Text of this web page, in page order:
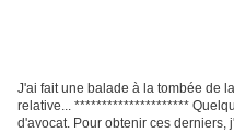
J'ai fait une balade à la tombée de
relative... *********************
d'avocat. Pour obtenir ces derniers,